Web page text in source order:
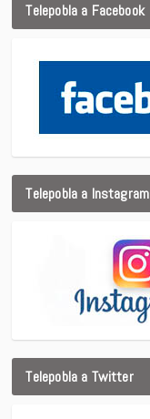
Telepobla a Facebook
Telepobla a Instagram
Telepobla a Twitter